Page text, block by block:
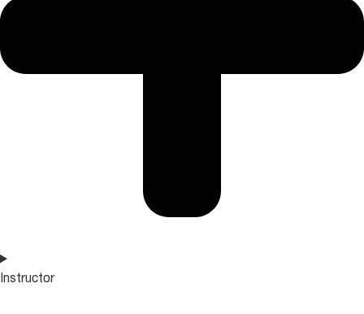
Instructor